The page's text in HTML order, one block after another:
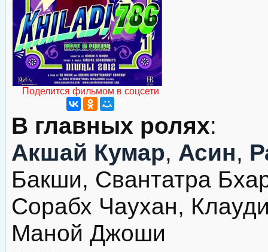
Поделится фильмом в соцсети
В главных ролях:
Акшай Кумар, Асин,
Бакши, Свантатра
Сорабх Чаухан,
Маной Джоши